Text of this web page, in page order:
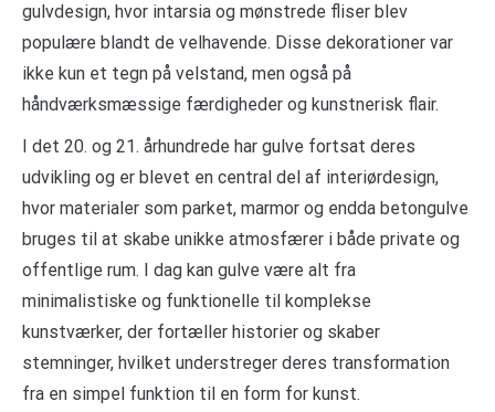
gulvdesign, hvor intarsia og mønstrede fliser blev
populære blandt de velhavende. Disse dekorationer var
ikke kun et tegn på velstand, men også på
håndværksmæssige færdigheder og kunstnerisk flair.
I det 20. og 21. århundrede har gulve fortsat deres
udvikling og er blevet en central del af interiørdesign,
hvor materialer som parket, marmor og endda betongulve
bruges til at skabe unikke atmosfærer i både private og
offentlige rum. I dag kan gulve være alt fra
minimalistiske og funktionelle til komplekse
kunstværker, der fortæller historier og skaber
stemninger, hvilket understreger deres transformation
fra en simpel funktion til en form for kunst.